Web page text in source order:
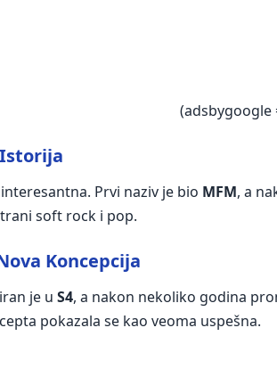
Prvi naziv je bio MFM, a
soft rock i pop.
Koncepcija
je u S4, a nakon nekoliko godina
pokazala se kao veoma uspešna.